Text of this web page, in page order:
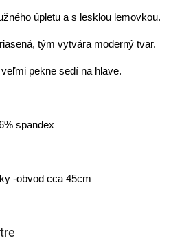
úpletu a s lesklou lemovkou.
tým vytvára moderný tvar.
pekne sedí na hlave.
spandex
cca 45cm